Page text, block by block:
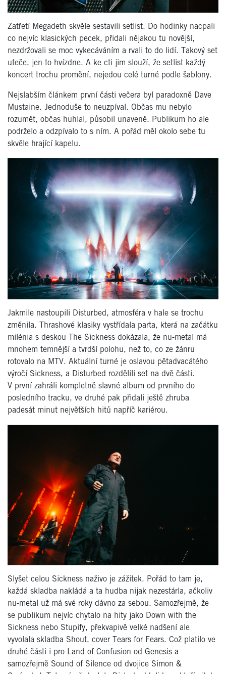
Zatřetí Megadeth skvěle sestavili setlist. Do hodinky nacpali
co nejvíc klasických pecek, přidali nějakou tu novější,
nezdržovali se moc vykecáváním a rvali to do lidí. Takový set
uteče, jen to hvízdne. A ke cti jim slouží, že setlist každý
koncert trochu promění, nejedou celé turné podle šablony.
Nejslabším článkem první části večera byl paradoxně Dave
Mustaine. Jednoduše to neuzpíval. Občas mu nebylo
rozumět, občas huhlal, působil unaveně. Publikum ho ale
podrželo a odzpívalo to s ním. A pořád měl okolo sebe tu
skvěle hrající kapelu.
Jakmile nastoupili Disturbed, atmosféra v hale se trochu
změnila. Thrashové klasiky vystřídala parta, která na začátku
milénia s deskou The Sickness dokázala, že nu-metal má
mnohem temnější a tvrdší polohu, než to, co ze žánru
rotovalo na MTV. Aktuální turné je oslavou pětadvacátého
výročí Sickness, a Disturbed rozdělili set na dvě části.
V první zahráli kompletně slavné album od prvního do
posledního tracku, ve druhé pak přidali ještě zhruba
padesát minut největších hitů napříč kariérou.
Slyšet celou Sickness naživo je zážitek. Pořád to tam je,
každá skladba nakládá a ta hudba nijak nezestárla, ačkoliv
nu-metal už má své roky dávno za sebou. Samozřejmě, že
se publikum nejvíc chytalo na hity jako Down with the
Sickness nebo Stupify, překvapivě velké nadšení ale
vyvolala skladba Shout, cover Tears for Fears. Což platilo ve
druhé části i pro Land of Confusion od Genesis a
samozřejmě Sound of Silence od dvojice Simon &